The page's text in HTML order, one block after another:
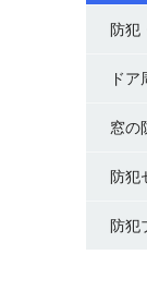
防犯
ド
窓の
防犯
防犯